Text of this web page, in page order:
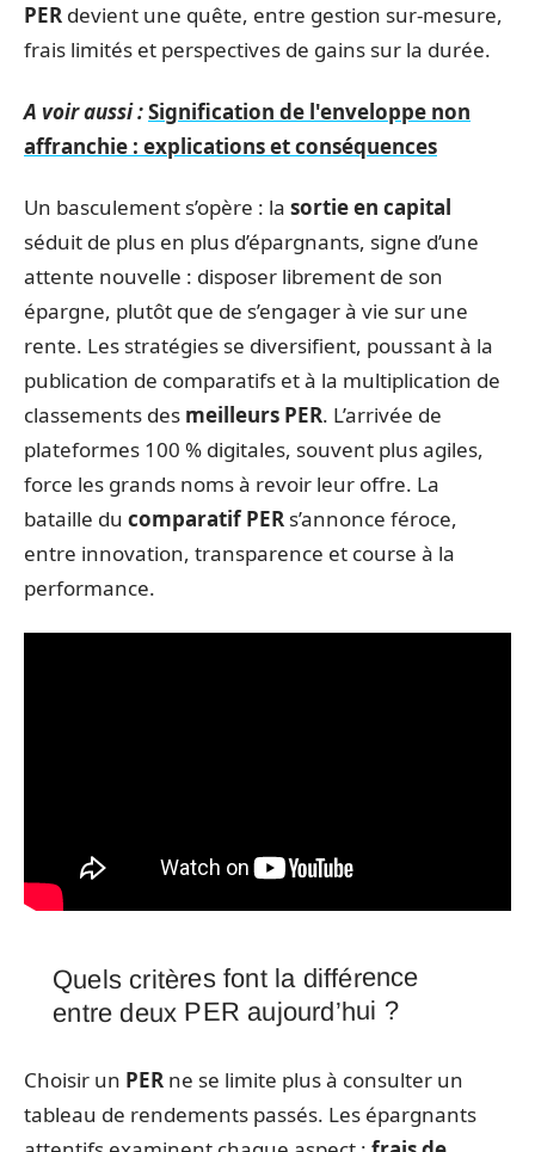
PER devient une quête, entre gestion sur-mesure,
frais limités et perspectives de gains sur la durée.
A voir aussi :Signification de l'enveloppe non
affranchie : explications et conséquences
Un basculement s’opère : la sortie en capital
séduit de plus en plus d’épargnants, signe d’une
attente nouvelle : disposer librement de son
épargne, plutôt que de s’engager à vie sur une
rente. Les stratégies se diversifient, poussant à la
publication de comparatifs et à la multiplication de
classements des meilleurs PER. L’arrivée de
plateformes 100 % digitales, souvent plus agiles,
force les grands noms à revoir leur offre. La
bataille du comparatif PER s’annonce féroce,
entre innovation, transparence et course à la
performance.
Quels critères font la différence
entre deux PER aujourd’hui ?
Choisir un PER ne se limite plus à consulter un
tableau de rendements passés. Les épargnants